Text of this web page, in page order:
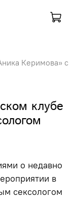
Керимова» с
клубе
о недавно
в
сексологом